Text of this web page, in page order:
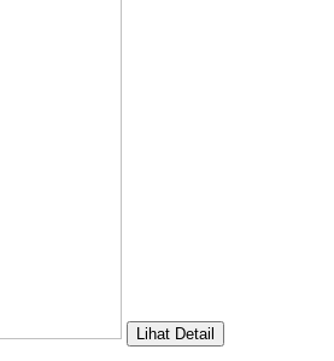
Lihat Detail